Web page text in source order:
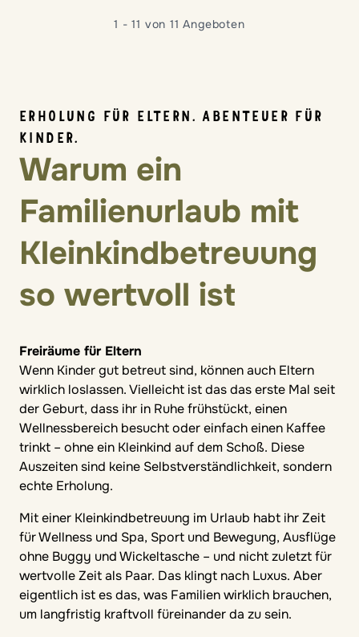
1 - 11 von 11 Angeboten
ERHOLUNG FÜR ELTERN. ABENTEUER FÜR
KINDER.
Warum ein
Familienurlaub mit
Kleinkindbetreuung
so wertvoll ist
Freiräume für Eltern
Wenn Kinder gut betreut sind, können auch Eltern
wirklich loslassen. Vielleicht ist das das erste Mal seit
der Geburt, dass ihr in Ruhe frühstückt, einen
Wellnessbereich besucht oder einfach einen Kaffee
trinkt – ohne ein Kleinkind auf dem Schoß. Diese
Auszeiten sind keine Selbstverständlichkeit, sondern
echte Erholung.
Mit einer Kleinkindbetreuung im Urlaub habt ihr Zeit
für Wellness und Spa, Sport und Bewegung, Ausflüge
ohne Buggy und Wickeltasche – und nicht zuletzt für
wertvolle Zeit als Paar. Das klingt nach Luxus. Aber
eigentlich ist es das, was Familien wirklich brauchen,
um langfristig kraftvoll füreinander da zu sein.